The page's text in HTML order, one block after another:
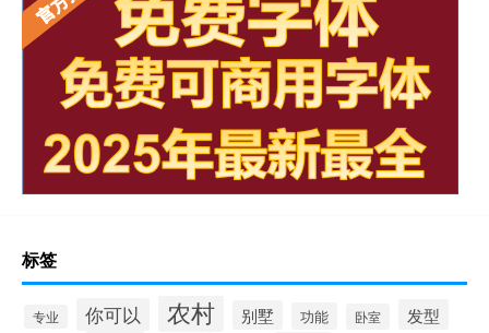
标签
专业 你可以 农村 别墅 功能 卧室 发型